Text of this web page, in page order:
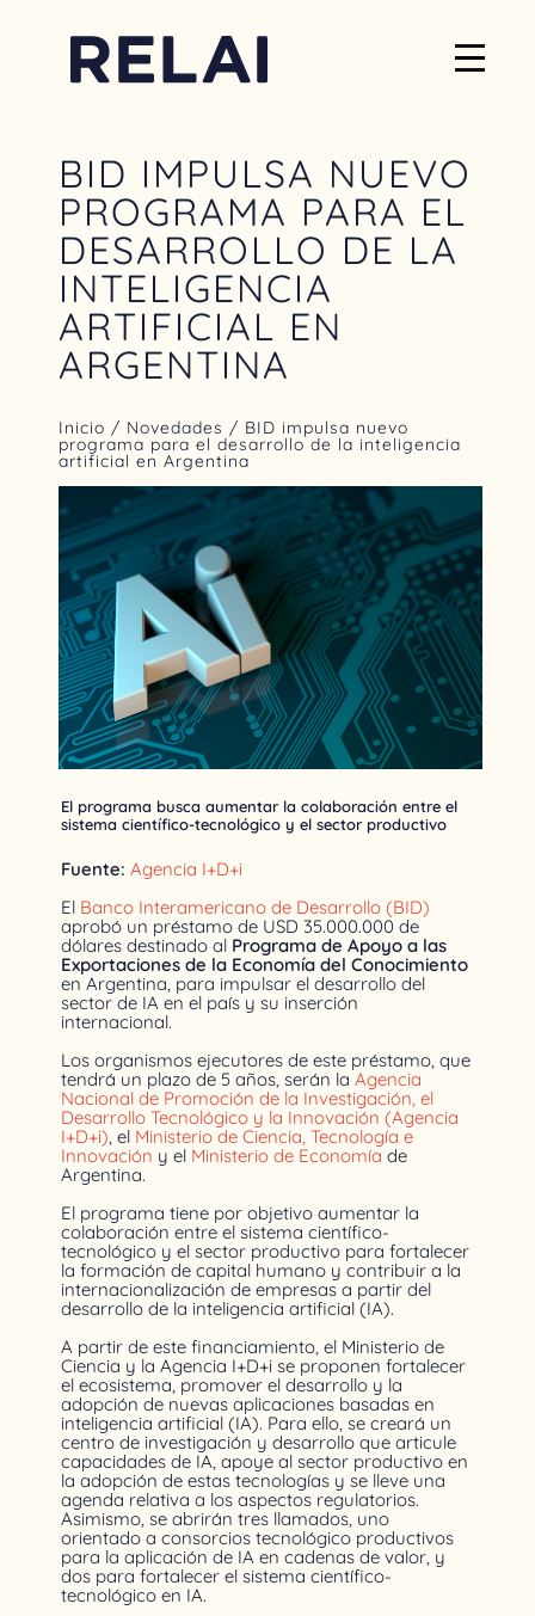
BID IMPULSA NUEVO
PROGRAMA PARA EL
DESARROLLO DE LA
INTELIGENCIA
ARTIFICIAL EN
ARGENTINA
Inicio / Novedades / BID impulsa nuevo
programa para el desarrollo de la inteligencia
artificial en Argentina
El programa busca aumentar la colaboración entre el
sistema científico-tecnológico y el sector productivo
Fuente: Agencia I+D+i
El Banco Interamericano de Desarrollo (BID)
aprobó un préstamo de USD 35.000.000 de
dólares destinado al Programa de Apoyo a las
Exportaciones de la Economía del Conocimiento
en Argentina, para impulsar el desarrollo del
sector de IA en el país y su inserción
internacional.
Los organismos ejecutores de este préstamo, que
tendrá un plazo de 5 años, serán la Agencia
Nacional de Promoción de la Investigación, el
Desarrollo Tecnológico y la Innovación (Agencia
I+D+i) , el Ministerio de Ciencia, Tecnología e
Innovación y el Ministerio de Economía de
Argentina.
El programa tiene por objetivo aumentar la
colaboración entre el sistema científico-
tecnológico y el sector productivo para fortalecer
la formación de capital humano y contribuir a la
internacionalización de empresas a partir del
desarrollo de la inteligencia artificial (IA).
A partir de este financiamiento, el Ministerio de
Ciencia y la Agencia I+D+i se proponen fortalecer
el ecosistema, promover el desarrollo y la
adopción de nuevas aplicaciones basadas en
inteligencia artificial (IA). Para ello, se creará un
centro de investigación y desarrollo que articule
capacidades de IA, apoye al sector productivo en
la adopción de estas tecnologías y se lleve una
agenda relativa a los aspectos regulatorios.
Asimismo, se abrirán tres llamados, uno
orientado a consorcios tecnológico productivos
para la aplicación de IA en cadenas de valor, y
dos para fortalecer el sistema científico-
tecnológico en IA.